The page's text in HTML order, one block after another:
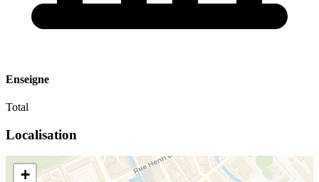
Enseigne
Total
Localisation
+